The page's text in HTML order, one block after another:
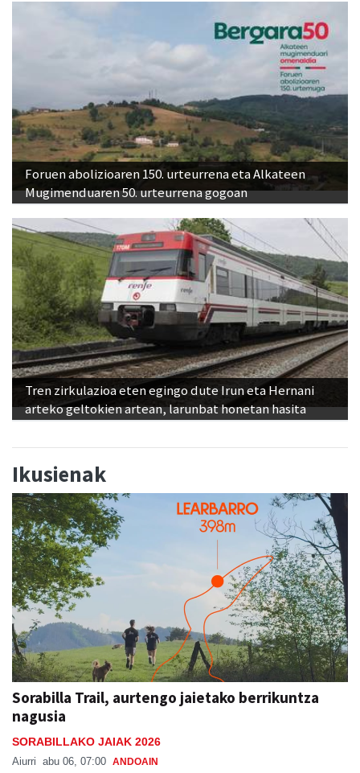
Foruen abolizioaren 150. urteurrena eta Alkateen
Mugimenduaren 50. urteurrena gogoan
Tren zirkulazioa eten egingo dute Irun eta Hernani
arteko geltokien artean, larunbat honetan hasita
Ikusienak
Sorabilla Trail, aurtengo jaietako berrikuntza
nagusia
SORABILLAKO JAIAK 2026
Aiurri abu 06, 07:00 ANDOAIN